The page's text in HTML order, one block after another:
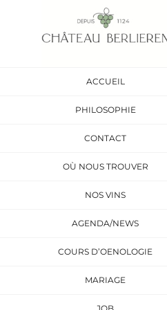
ACCUEIL
PHILOSOPHIE
CONTACT
OÙ NOUS TROUVER
NOS VINS
AGENDA/NEWS
COURS D’OENOLOGIE
MARIAGE